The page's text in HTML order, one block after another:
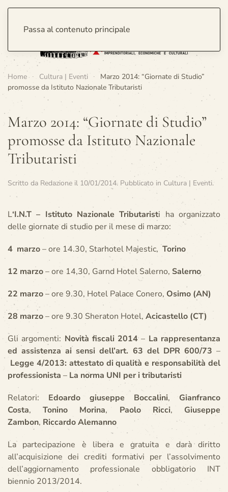
Passa al contenuto principale
Home Cultura | Eventi
Marzo 2014: “Giornate di Studio”
promosse da Istituto Nazionale Tributaristi
Marzo 2014: “Giornate di Studio”
promosse da Istituto Nazionale
Tributaristi
Scritto da Redazione il 10/01/2014. Pubblicato in Cultura | Eventi.
L‘I.N.T – Istituto Nazionale Tributaristi ha organizzato
delle giornate di studio per il mese di marzo:
4 marzo– ore 14.30, Starhotel Majestic, Torino
12 marzo– ore 14,30, Garnd Hotel Salerno, Salerno
22 marzo– ore 9.30, Hotel Palace Conero, Osimo (AN)
28 marzo– ore 9.30 Sheraton Hotel, Acicastello (CT)
Gli argomenti: Novità fiscali 2014– La rappresentanza
ed assistenza ai sensi dell’art. 63 del DPR 600/73 –
Legge 4/2013: attestato di qualità e responsabilità del
professionista – La norma UNI per i tributaristi
Relatori: Edoardo giuseppe Boccalini, Gianfranco
Costa,Tonino Morina, Paolo Ricci, Giuseppe
Zambon, Riccardo Alemanno
La partecipazione è libera e gratuita e darà diritto
all’acquisizione dei crediti formativi per l’assolvimento
dell’aggiornamento professionale obbligatorio INT
biennio 2013/2014.